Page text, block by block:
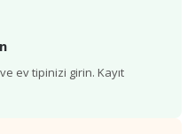
ev tipinizi girin. Kayıt